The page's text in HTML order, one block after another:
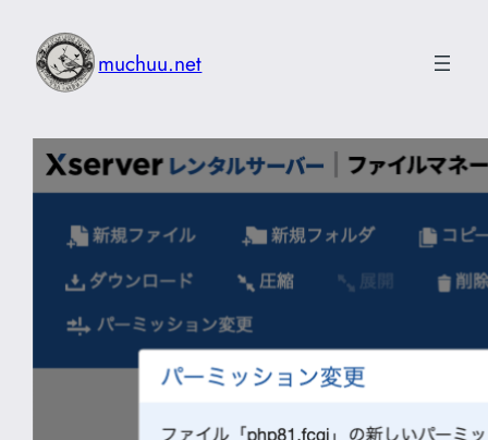
muchuu.net